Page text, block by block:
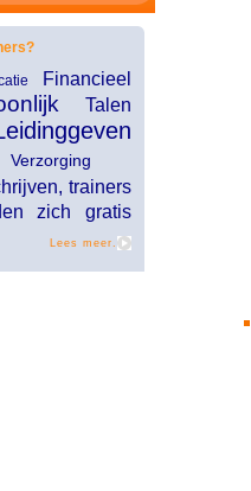
Financieel
Talen
Verzorging
trainers
zich gratis
Lees meer.